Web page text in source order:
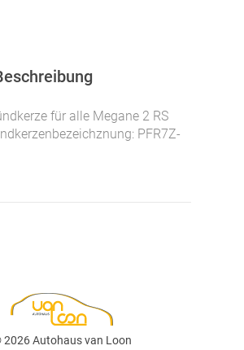
für alle Megane 2 RS
PFR7Z-
2026 Autohaus van Loon